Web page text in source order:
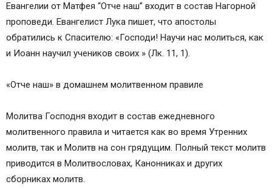
Евангелии от Матфея “Отче наш” входит в состав Нагорной
проповеди. Евангелист Лука пишет, что апостолы
обратились к Спасителю: «Господи! Научи нас молиться, как
и Иоанн научил учеников своих » (Лк. 11, 1).
«Отче наш» в домашнем молитвенном правиле
Молитва Господня входит в состав ежедневного
молитвенного правила и читается как во время Утренних
молитв, так и Молитв на сон грядущим. Полный текст молитв
приводится в Молитвословах, Канонниках и других
сборниках молитв.